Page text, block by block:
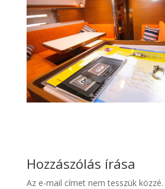
Hozzászólás írása
Az e-mail címet nem tesszük közzé.